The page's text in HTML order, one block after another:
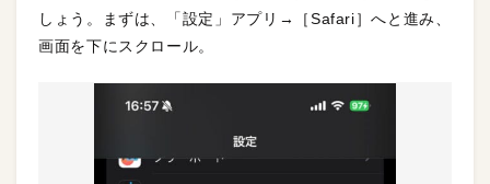
しょう。まずは、「設定」アプリ→［Safari］へと進み、
画面を下にスクロール。